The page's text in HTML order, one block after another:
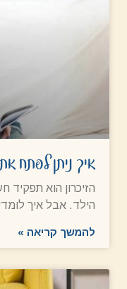
איך ניתן לפתח
הזיכרון הוא
הילד. אבל איך
להמשך קריאה »